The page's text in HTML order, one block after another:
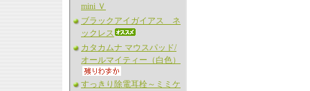
mini Ｖ
ブラックアイガイアス ネ
ックレス
カタカムナ マウスパッド/
オールマイティー（白色）
すっきり除電耳栓～ミミケ